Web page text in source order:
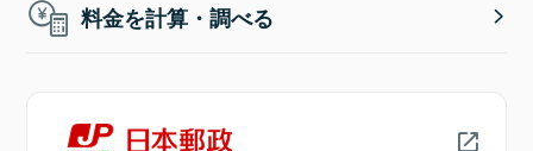
料金を計算・調べる